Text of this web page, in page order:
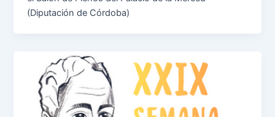
(Diputación de Córdoba)